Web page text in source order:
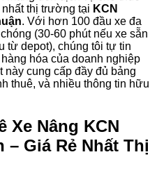
thị trường tại KCN
. Với hơn 100 đầu xe đa
(30-60 phút nếu xe sẵn
từ depot), chúng tôi tự tin
hóa của doanh nghiệp
này cung cấp đầy đủ bảng
thuê, và nhiều thông tin hữu
Xe Nâng KCN
– Giá Rẻ Nhất Thị